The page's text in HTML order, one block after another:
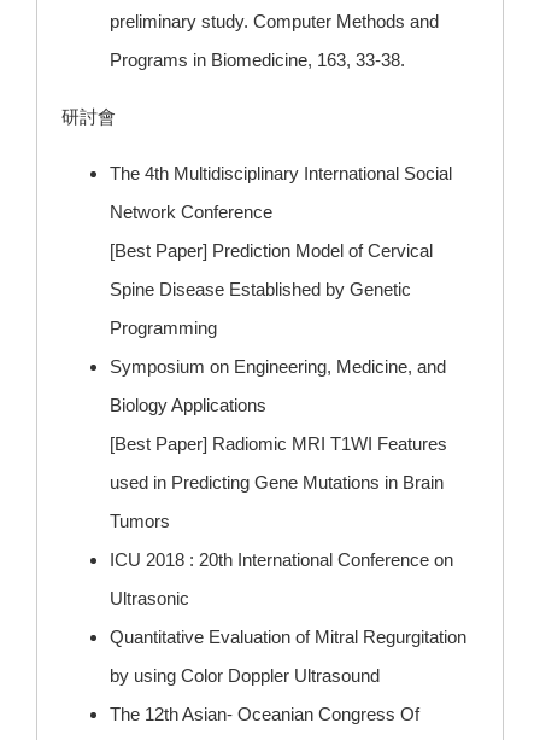
preliminary study. Computer Methods and
Programs in Biomedicine, 163, 33-38.
研討會
The 4th Multidisciplinary International Social
Network Conference
[Best Paper] Prediction Model of Cervical
Spine Disease Established by Genetic
Programming
Symposium on Engineering, Medicine, and
Biology Applications
[Best Paper] Radiomic MRI T1WI Features
used in Predicting Gene Mutations in Brain
Tumors
ICU 2018 : 20th International Conference on
Ultrasonic
Quantitative Evaluation of Mitral Regurgitation
by using Color Doppler Ultrasound
The 12th Asian- Oceanian Congress Of